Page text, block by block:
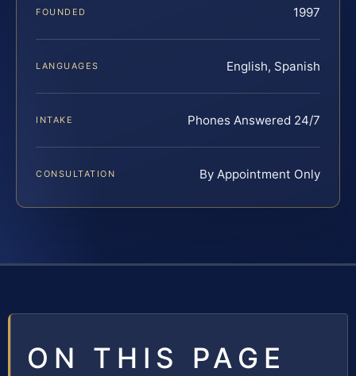
FOUNDED 1997
LANGUAGES English, Spanish
INTAKE Phones Answered 24/7
CONSULTATION By Appointment Only
ON THIS PAGE